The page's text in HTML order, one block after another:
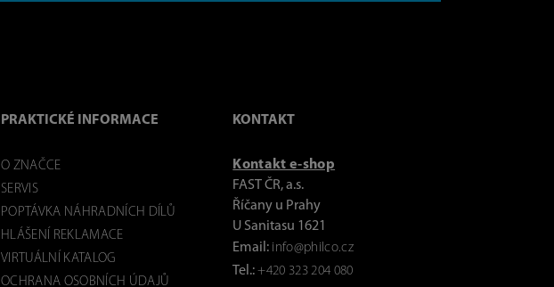
PRAKTICKÉ INFORMACE
O ZNAČCE
SERVIS
POPTÁVKA NÁHRADNÍCH DÍLŮ
HLÁŠENÍ REKLAMACE
VIRTUÁLNÍ KATALOG
OCHRANA OSOBNÍCH ÚDAJŮ
KONTAKT
Kontakt e-shop
FAST ČR, a.s.
Říčany u Prahy
U Sanitasu 1621
Email: info@philco.cz
Tel.:+420 323 204 080